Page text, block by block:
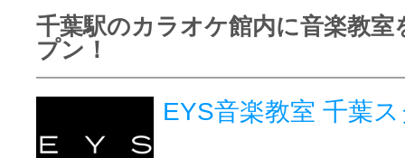
グッドスク
千葉駅のカラオケ館内に音楽教室
プン！
EYS音楽教室 千葉